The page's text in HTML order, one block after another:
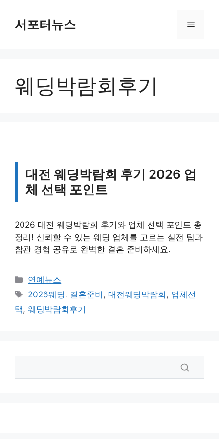
서포터뉴스 메
웨딩박람회후기
대전 웨딩박람회 후기 2026 업
체 선택 포인트
2026 대전 웨딩박람회 후기와 업체 선택 포인트 총
정리! 신뢰할 수 있는 웨딩 업체를 고르는 실전 팁과
참관 경험 공유로 완벽한 결혼 준비하세요.
카
테
리
연예뉴스
태
그
2026웨딩, 결혼준비 ,대전웨딩박람회 , 업체선
택, 웨딩박람회후기